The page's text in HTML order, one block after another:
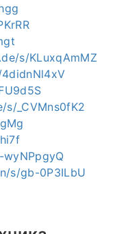
s/KLuxqAmMZ
_CVMns0fK2
s/gb-0P3ILbU